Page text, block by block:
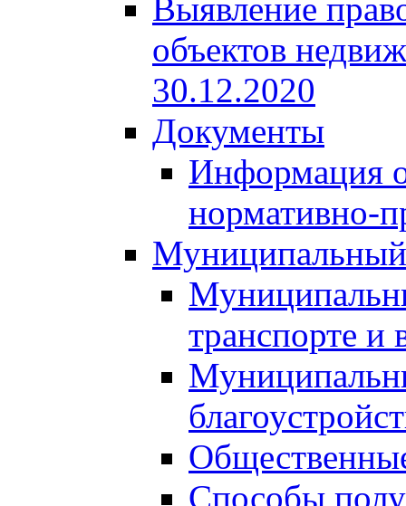
Выявление
объектов
30.12.2020
Документы
Информация
нормативно-
Муниципальный
транспорте и
Способы